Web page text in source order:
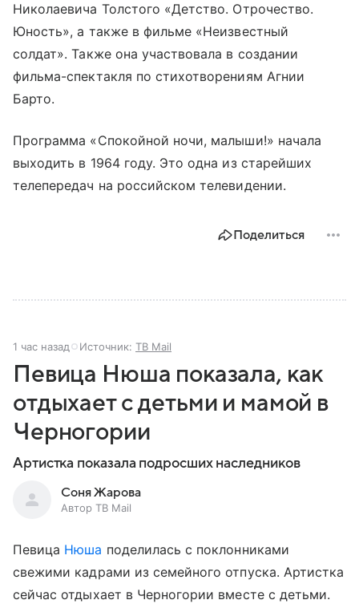
Николаевича Толстого «Детство. Отрочество.
Юность», а также в фильме «Неизвестный
солдат». Также она участвовала в создании
фильма-спектакля по стихотворениям Агнии
Барто.
Программа «Спокойной ночи, малыши!» начала
выходить в 1964 году. Это одна из старейших
телепередач на российском телевидении.
Поделиться
1 час назад Источник: ТВ Mail
Певица Нюша показала, как
отдыхает с детьми и мамой в
Черногории
Артистка показала подросших наследников
Соня Жарова
Автор ТВ Mail
Певица Нюша поделилась с поклонниками
свежими кадрами из семейного отпуска. Артистка
сейчас отдыхает в Черногории вместе с детьми.